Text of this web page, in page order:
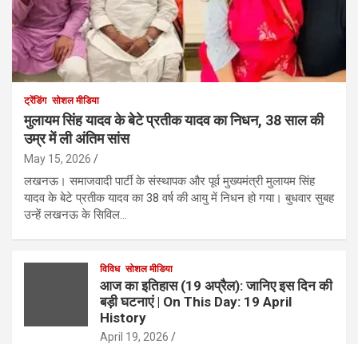
ट्रेंडिंग सोशल मीडिया
मुलायम सिंह यादव के बेटे प्रतीक यादव का निधन, 38 साल की
उम्र में ली अंतिम सांस
May 15, 2026
लखनऊ। समाजवादी पार्टी के संस्थापक और पूर्व मुख्यमंत्री मुलायम सिंह
यादव के बेटे प्रतीक यादव का 38 वर्ष की आयु में निधन हो गया। बुधवार सुबह
उन्हें लखनऊ के सिविल…
विविध सोशल मीडिया
आज का इतिहास (19 अप्रैल): जानिए इस दिन की
बड़ी घटनाएं | On This Day: 19 April
History
April 19, 2026